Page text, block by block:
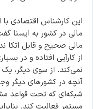
این کارشناس اقتصادی با
مالی در کشور به ایسنا
مالی صحیح و قابل اتکا
از کارآیی افتاده و در
نمی‌کند. از سوی دیگر،
آنچه در کشورهای دیگر
شبکه‌ای که تحت قواعد
مستمر فعالیت کند.